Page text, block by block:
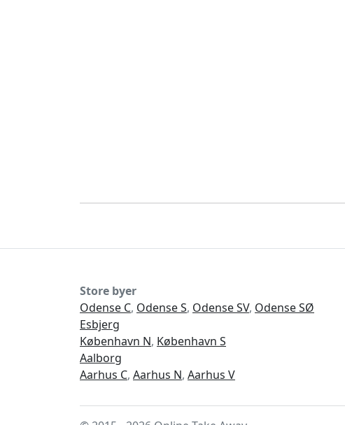
Store byer
Odense C, Odense S, Odense SV, Odense SØ
Esbjerg
København N, København S
Aalborg
Aarhus C, Aarhus N, Aarhus V